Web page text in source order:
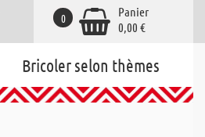
Panier
0,00 €
0
Bricoler selon thèmes